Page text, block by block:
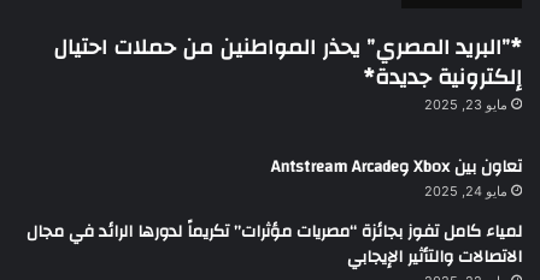
*”البريد المصري” يحذر المواطنين من حملات احتيال
إلكترونية جديدة*
مايو 23, 2025
تعاون بين Xbox وAntstream Arcade
مايو 24, 2025
لمياء كامل تفوز بجائزة “مصريات مؤثرات” تكريماً لدورها الرائد في مجال
الاتصالات والتأثير الإيجابي